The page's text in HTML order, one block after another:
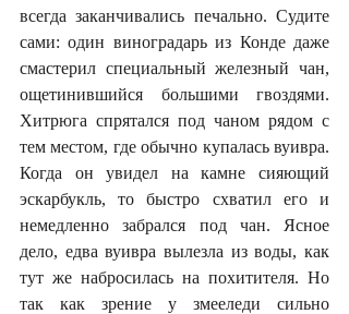
всегда заканчивались печально. Судите
сами: один виноградарь из Конде даже
смастерил специальный железный чан,
ощетинившийся большими гвоздями.
Хитрюга спрятался под чаном рядом с
тем местом, где обычно купалась вуивра.
Когда он увидел на камне сияющий
эскарбукль, то быстро схватил его и
немедленно забрался под чан. Ясное
дело, едва вуивра вылезла из воды, как
тут же набросилась на похитителя. Но
так как зрение у змееледи сильно